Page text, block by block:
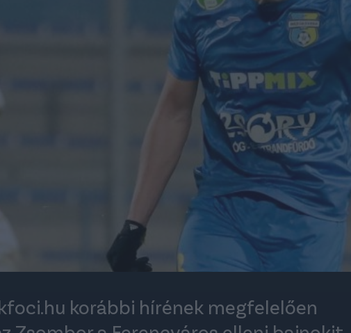
korábbi hírének megfelelően